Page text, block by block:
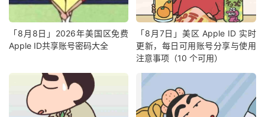
「8月8日」2026年美国区免费
Apple ID共享账号密码大全
「8月7日」美区 Apple ID 实时
更新，每日可用账号分享与使用
注意事项（10 个可用）